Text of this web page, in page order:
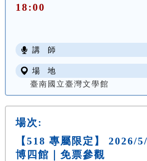
18:00
講 師
場 地
臺南國立臺灣文學館
場次:
【518 專屬限定】 2026/
博四館｜免票參觀